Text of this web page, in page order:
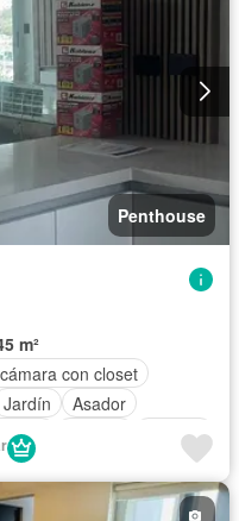
Penthouse
m²
con closet
Jardín
Asador
Terraza